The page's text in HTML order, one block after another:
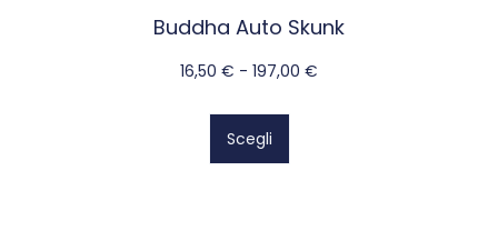
Buddha Auto Skunk
16,50 € - 197,00 €
Scegli